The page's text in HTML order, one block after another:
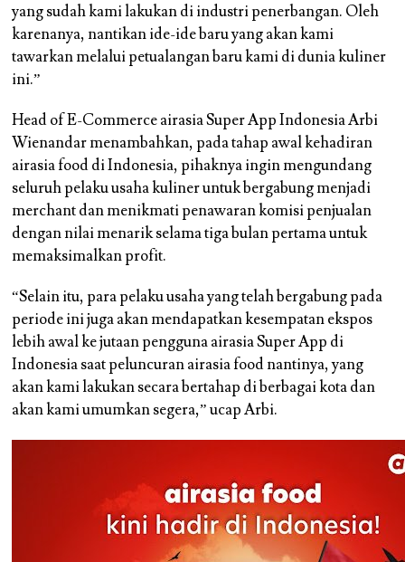
yang sudah kami lakukan di industri penerbangan. Oleh
karenanya, nantikan ide-ide baru yang akan kami
tawarkan melalui petualangan baru kami di dunia kuliner
ini.”
Head of E-Commerce airasia Super App Indonesia Arbi
Wienandar menambahkan, pada tahap awal kehadiran
airasia food di Indonesia, pihaknya ingin mengundang
seluruh pelaku usaha kuliner untuk bergabung menjadi
merchant dan menikmati penawaran komisi penjualan
dengan nilai menarik selama tiga bulan pertama untuk
memaksimalkan profit.
“Selain itu, para pelaku usaha yang telah bergabung pada
periode ini juga akan mendapatkan kesempatan ekspos
lebih awal ke jutaan pengguna airasia Super App di
Indonesia saat peluncuran airasia food nantinya, yang
akan kami lakukan secara bertahap di berbagai kota dan
akan kami umumkan segera,” ucap Arbi.